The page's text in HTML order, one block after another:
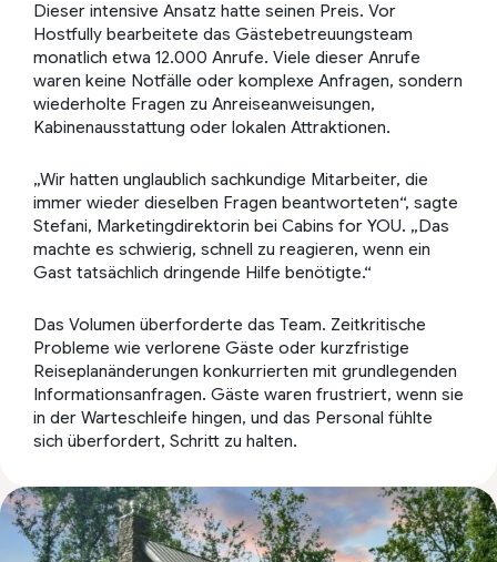
Dieser intensive Ansatz hatte seinen Preis. Vor
Hostfully bearbeitete das Gästebetreuungsteam
monatlich etwa 12.000 Anrufe. Viele dieser Anrufe
waren keine Notfälle oder komplexe Anfragen, sondern
wiederholte Fragen zu Anreiseanweisungen,
Kabinenausstattung oder lokalen Attraktionen.
„Wir hatten unglaublich sachkundige Mitarbeiter, die
immer wieder dieselben Fragen beantworteten“, sagte
Stefani, Marketingdirektorin bei Cabins for YOU. „Das
machte es schwierig, schnell zu reagieren, wenn ein
Gast tatsächlich dringende Hilfe benötigte.“
Das Volumen überforderte das Team. Zeitkritische
Probleme wie verlorene Gäste oder kurzfristige
Reiseplanänderungen konkurrierten mit grundlegenden
Informationsanfragen. Gäste waren frustriert, wenn sie
in der Warteschleife hingen, und das Personal fühlte
sich überfordert, Schritt zu halten.